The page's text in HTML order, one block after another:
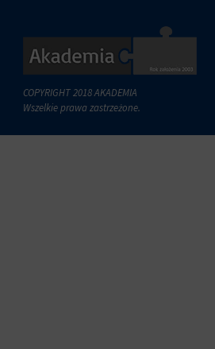
COPYRIGHT 2018 AKADEMIA
Wszelkie prawa zastrzeżone.